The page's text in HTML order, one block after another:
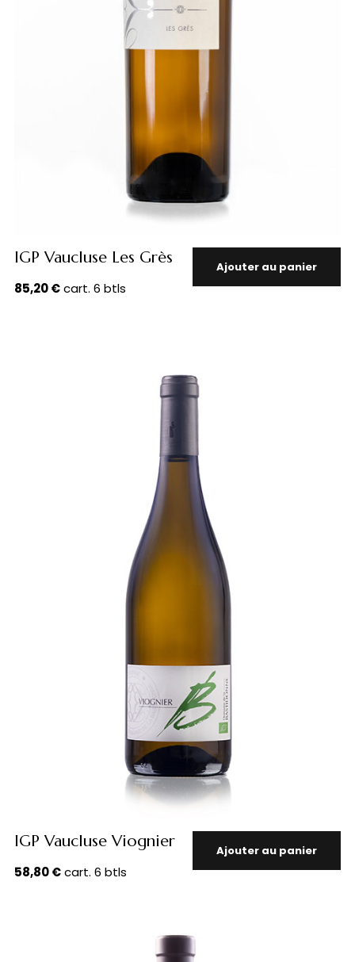
IGP Vaucluse Les Grès
85,20€cart. 6 btls
Ajouter au panier
IGP Vaucluse Viognier
58,80€cart. 6 btls
Ajouter au panier